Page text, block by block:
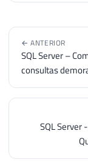
← ANTERIOR
SQL Server –
consultas
SQL Server